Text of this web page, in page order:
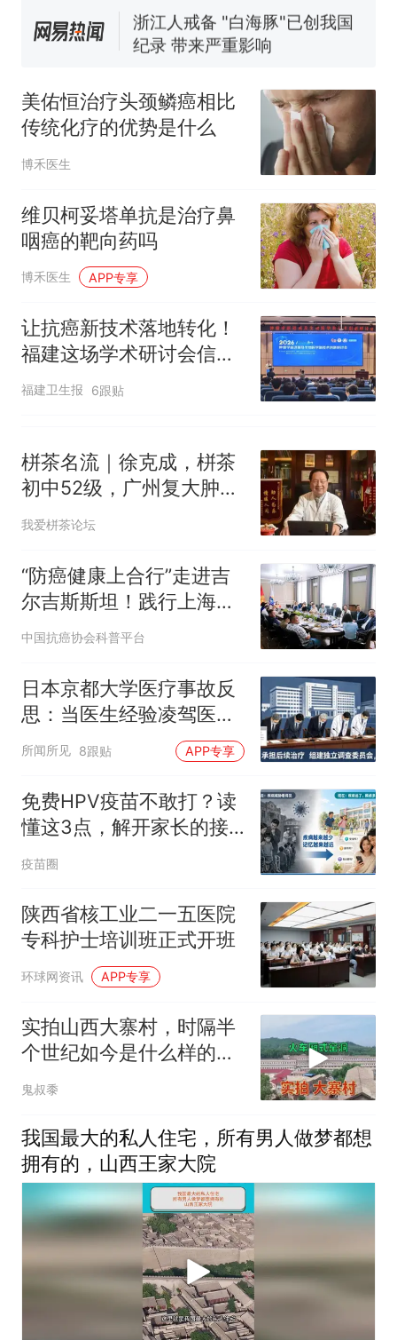
浙江人戒备 "白海豚"已创我国
纪录 带来严重影响
母瘫痪 轰-6J实力有多强？
泰州父亲的手写家书遗失30
年，网友淘到后寄给女儿：花
鸟市场搬了，但爱还在
十多万人报名的考试，成绩
美佑恒治疗头颈鳞癌相比
传统化疗的优势是什么
博禾医生
维贝柯妥塔单抗是治疗鼻
咽癌的靶向药吗
博禾医生 APP专享
让抗癌新技术落地转化！
福建这场学术研讨会信息
量很大→
福建卫生报 6跟贴
栟茶名流｜徐克成，栟茶
初中52级，广州复大肿瘤
医院创始人、总院长，白
我爱栟茶论坛
“防癌健康上合行”走进吉
尔吉斯斯坦！践行上海精
神，深化健康丝路合作
中国抗癌协会科普平台
日本京都大学医疗事故反
思：当医生经验凌驾医疗
制度，悲剧早已注定
所闻所见 8跟贴 APP专享
免费HPV疫苗不敢打？读
懂这3点，解开家长的接
种焦虑
疫苗圈
陕西省核工业二一五医院
专科护士培训班正式开班
环球网资讯 APP专享
实拍山西大寨村，时隔半
个世纪如今是什么样的，
带大家去看看
鬼叔黍
我国最大的私人住宅，所有男人做梦都想
拥有的，山西王家大院